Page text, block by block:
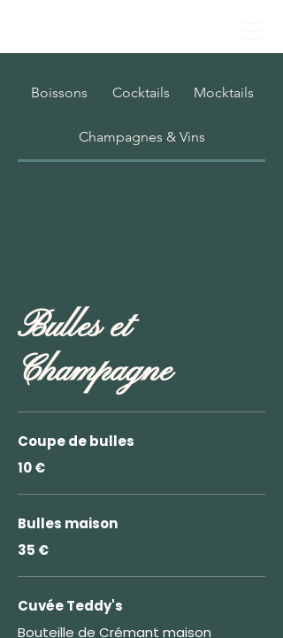
Boissons Cocktails Mocktails
Champagnes & Vins
Bulles et
Champagne
Coupe de bulles
10 €
Bulles maison
35 €
Cuvée Teddy's
Bouteille de Crémant maison